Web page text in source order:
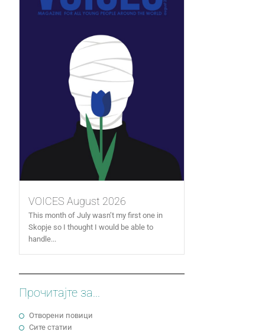
VOICES August 2026
This month of July wasn’t my first one in
Skopje so I thought I would be able to
handle...
Прочитајте за...
Отворени повици
Сите статии